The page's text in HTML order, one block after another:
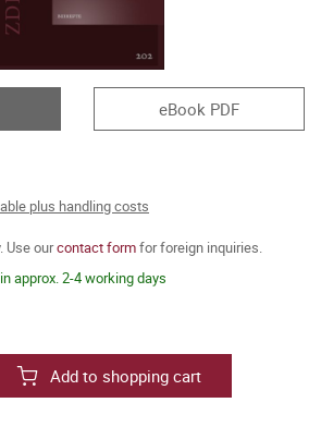
eBook PDF
plus handling costs
Use ourcontact formfor foreign inquiries.
approx. 2-4 working days
Add to shopping cart